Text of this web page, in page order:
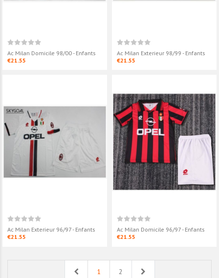
Ac Milan Domicile 98/00 - Enfants
€21.55
Ac Milan Exterieur 98/99 - Enfants
€21.55
Ac Milan Exterieur 96/97 - Enfants
€21.55
Ac Milan Domicile 96/97 - Enfants
€21.55
Previous1 2 Next